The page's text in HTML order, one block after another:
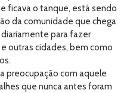
ficava o tanque, está sendo
da comunidade que chega
para fazer
outras cidades, bem como
preocupação com aquele
que nunca antes foram